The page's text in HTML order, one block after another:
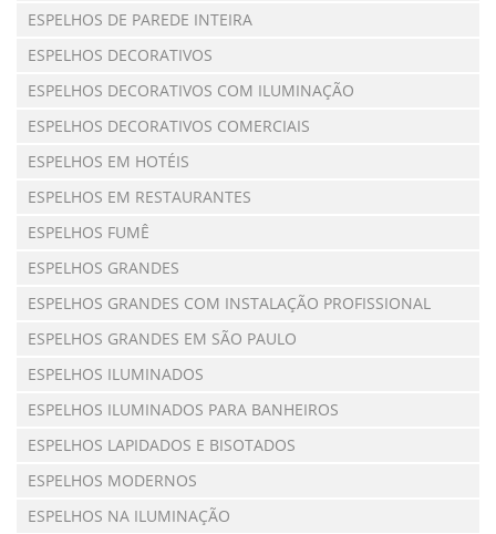
ESPELHOS DE PAREDE INTEIRA
ESPELHOS DECORATIVOS
ESPELHOS DECORATIVOS COM ILUMINAÇÃO
ESPELHOS DECORATIVOS COMERCIAIS
ESPELHOS EM HOTÉIS
ESPELHOS EM RESTAURANTES
ESPELHOS FUMÊ
ESPELHOS GRANDES
ESPELHOS GRANDES COM INSTALAÇÃO PROFISSIONAL
ESPELHOS GRANDES EM SÃO PAULO
ESPELHOS ILUMINADOS
ESPELHOS ILUMINADOS PARA BANHEIROS
ESPELHOS LAPIDADOS E BISOTADOS
ESPELHOS MODERNOS
ESPELHOS NA ILUMINAÇÃO